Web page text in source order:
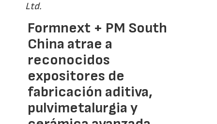
Ltd.
Formnext + PM South
China atrae a
reconocidos
expositores de
fabricación aditiva,
pulvimetalurgia y